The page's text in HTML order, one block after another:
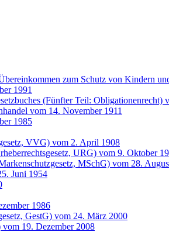
zum Schutz von Kindern
1991
(Fünfter Teil: Obligationenrecht)
vom 14. November 1911
1985
VVG) vom 2. April 1908
URG) vom 9. Oktober
MSchG) vom 28.
Juni 1954
1986
GestG) vom 24. März 2000
19. Dezember 2008